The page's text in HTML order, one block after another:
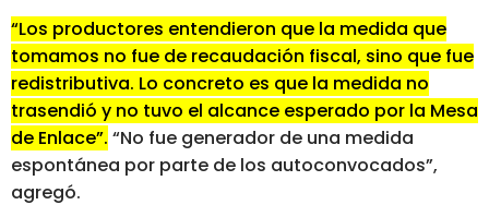
“Los productores entendieron que la medida que
tomamos no fue de recaudación fiscal, sino que fue
redistributiva. Lo concreto es que la medida no
trasendió y no tuvo el alcance esperado por la Mesa
de Enlace”. “No fue generador de una medida
espontánea por parte de los autoconvocados”,
agregó.